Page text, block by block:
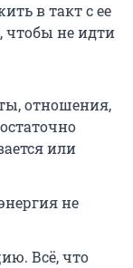
в такт с ее
чтобы не идти
отношения,
или
не
Всё, что